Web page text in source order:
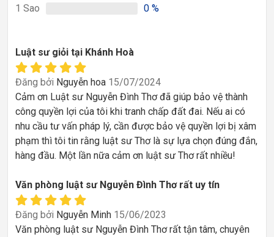
1 Sao 0 %
Luật sư giỏi tại Khánh Hoà
Đăng bởi Nguyễn hoa 15/07/2024
Cảm ơn Luật sư Nguyễn Đình Thơ đã giúp bảo vệ thành
công quyền lợi của tôi khi tranh chấp đất đai. Nếu ai có
nhu cầu tư vấn pháp lý, cần được bảo vệ quyền lợi bị xâm
phạm thì tôi tin rằng luật sư Thơ là sự lựa chọn đúng đắn,
hàng đầu. Một lần nữa cảm ơn luật sư Thơ rất nhiều!
Văn phòng luật sư Nguyễn Đình Thơ rất uy tín
Đăng bởi Nguyễn Minh 15/06/2023
Văn phòng luật sư Nguyễn Đình Thơ rất tận tâm, chuyên